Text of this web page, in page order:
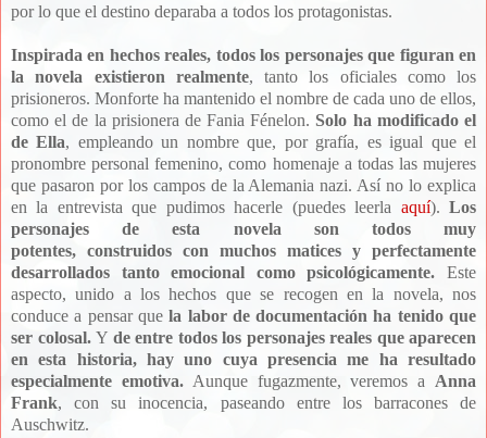
por lo que el destino deparaba a todos los protagonistas.
Inspirada en hechos reales, todos los personajes que figuran en
la novela existieron realmente, tanto los oficiales como los
prisioneros. Monforte ha mantenido el nombre de cada uno de ellos,
como el de la prisionera de Fania Fénelon.Solo ha modificado el
de Ella, empleando un nombre que, por grafía, es igual que el
pronombre personal femenino, como homenaje a todas las mujeres
que pasaron por los campos de la Alemania nazi. Así no lo explica
en la entrevista que pudimos hacerle (puedes leerla aquí).Los
personajes de esta novela son todos muy
potentes, construidos con muchos matices y perfectamente
desarrollados tanto emocional como psicológicamente. Este
aspecto, unido a los hechos que se recogen en la novela, nos
conduce a pensar quela labor de documentación ha tenido que
ser colosal. Y de entre todos los personajes reales que aparecen
en esta historia, hay uno cuya presencia me ha resultado
especialmente emotiva.Aunque fugazmente, veremos a Anna
Frank, con su inocencia, paseando entre los barracones de
Auschwitz.